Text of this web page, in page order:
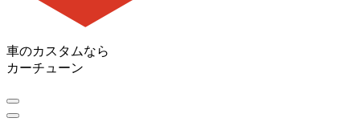
車のカスタムなら
カーチューン